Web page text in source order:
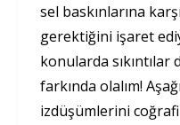
sel baskınlarına
gerektiğini işaret
konularda
farkında olalım!
izdüşümlerini